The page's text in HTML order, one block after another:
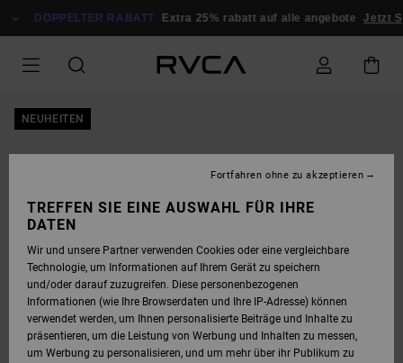
ZUR
DOPPELTER RABATT Extra 25% rabatt auf alle angebote Jetzt
NEUHEITEN
TREFFEN SIE EINE AUSWAHL FÜR IHRE
DATEN
Wir und unsere Partner verwenden Cookies oder eine vergleichbare
Technologie, um Informationen auf Ihrem Gerät zu speichern
und/oder darauf zuzugreifen. Diese personenbezogenen
Informationen (wie Ihre Browserdaten und Ihre IP-Adresse) können
verwendet werden, um Ihnen personalisierte Beiträge und Inhalte zu
präsentieren, um die Leistung von Werbung und Inhalten zu messen,
um Werbung zu personalisieren, und um mehr über ihr Publikum zu
Fortfahren ohne zu akzeptieren